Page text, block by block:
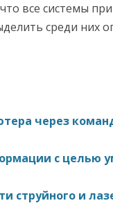
все системы
среди них
через
с целью
струйного и